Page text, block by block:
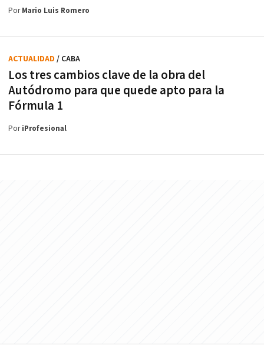
PorMario Luis Romero
Los tres cambios clave de la obra del
Autódromo para que quede apto para la
Fórmula 1
ACTUALIDAD / CABA
PoriProfesional